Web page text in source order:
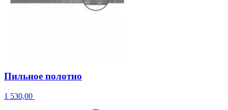
Пильное полотно
1 530,00